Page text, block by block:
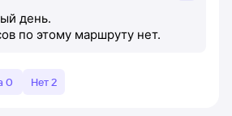
день.
по этому маршруту нет.
0 Нет 2